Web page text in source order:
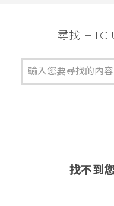
尋找 HTC
找不到